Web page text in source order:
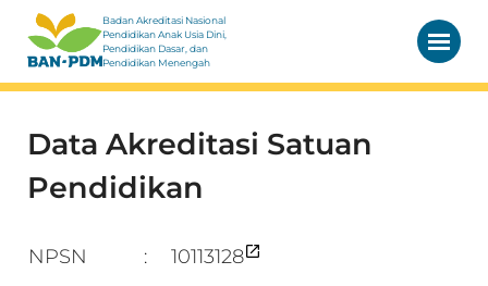
Badan Akreditasi Nasional
Pendidikan Anak Usia Dini,
Pendidikan Dasar, dan
Pendidikan Menengah
Data Akreditasi Satuan
Pendidikan
NPSN : 10113128